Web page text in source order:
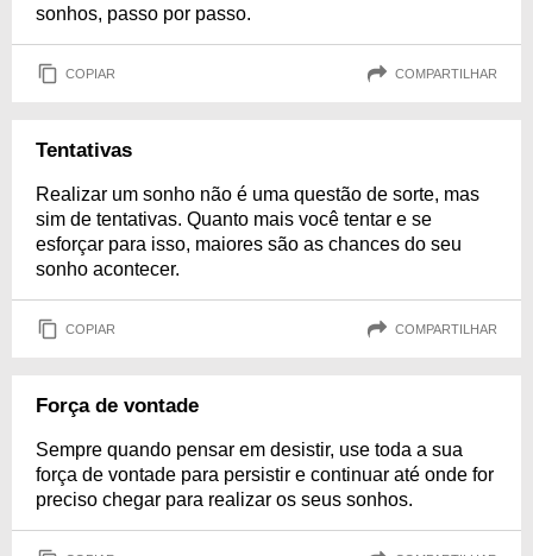
sonhos, passo por passo.
COPIAR COMPARTILHAR
Tentativas
Realizar um sonho não é uma questão de sorte, mas
sim de tentativas. Quanto mais você tentar e se
esforçar para isso, maiores são as chances do seu
sonho acontecer.
COPIAR COMPARTILHAR
Força de vontade
Sempre quando pensar em desistir, use toda a sua
força de vontade para persistir e continuar até onde for
preciso chegar para realizar os seus sonhos.